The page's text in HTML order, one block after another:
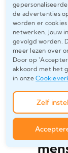
de advertenties
worden er
netwerken. Jouw
gevolgd worden.
meer lezen over
Door op
akkoord met het
in onze
Zelf
bestaande
jouw versie
in je eigen
gebruik
checker om
de veiligste